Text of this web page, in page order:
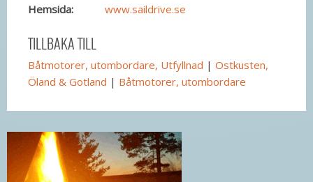
Hemsida:
www.saildrive.se
TILLBAKA TILL
Båtmotorer, utombordare, Utfyllnad | Ostkusten,
Öland & Gotland | Båtmotorer, utombordare